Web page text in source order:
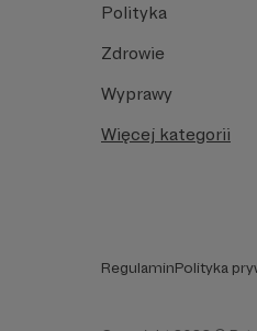
Polityka
Zdrowie
Wyprawy
Więcej kategorii
RegulaminPolityka